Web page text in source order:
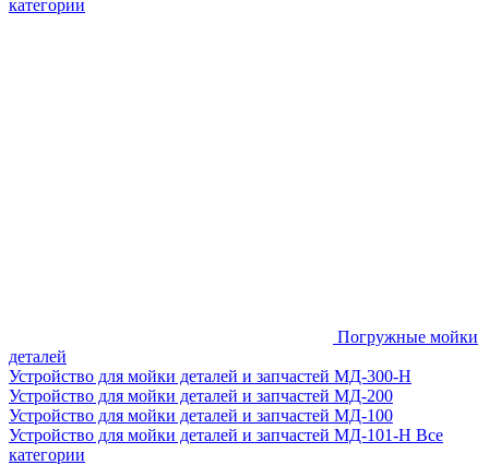
категории
Погружные мойки
деталей
Устройство для мойки деталей и запчастей МД-300-H
Устройство для мойки деталей и запчастей МД-200
Устройство для мойки деталей и запчастей МД-100
Устройство для мойки деталей и запчастей МД-101-Н Все
категории